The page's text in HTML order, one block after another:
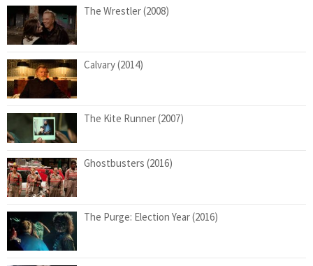
The Wrestler (2008)
Calvary (2014)
The Kite Runner (2007)
Ghostbusters (2016)
The Purge: Election Year (2016)